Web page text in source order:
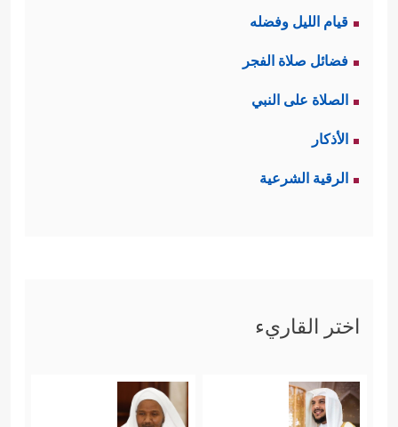
قيام الليل وفضله
فضائل صلاة الفجر
الصلاة على النبي
الأذكار
الرقية الشرعية
اختر القاريء